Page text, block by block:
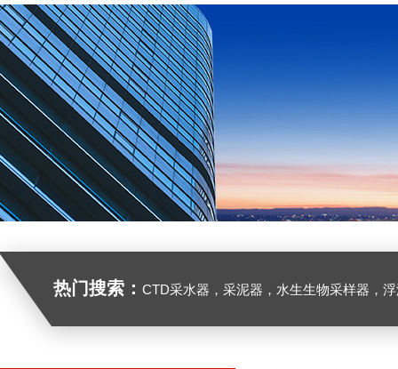
热门搜索： CTD采水器，采泥器，水生生物采样器，浮游生物多联采样网，海洋微塑料采样分析系统，浮游动物扫描分析系统，水下颗粒物和浮游动物图像原位采集系